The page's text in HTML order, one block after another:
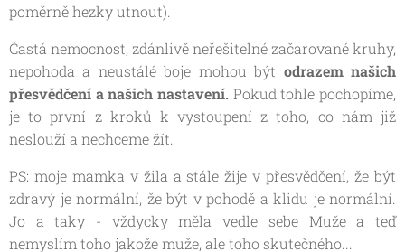
poměrně hezky utnout).
Častá nemocnost, zdánlivě neřešitelné začarované kruhy,
nepohoda a neustálé boje mohou být odrazem našich
přesvědčení a našich nastavení. Pokud tohle pochopíme,
je to první z kroků k vystoupení z toho, co nám již
neslouží a nechceme žít.
PS: moje mamka v žila a stále žije v přesvědčení, že být
zdravý je normální, že být v pohodě a klidu je normální.
Jo a taky - vždycky měla vedle sebe Muže a teď
nemyslím toho jakože muže, ale toho skutečného...